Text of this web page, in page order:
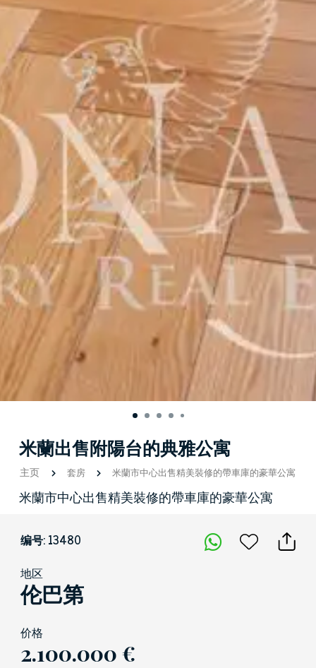
米蘭出售附陽台的典雅公寓
主页 套房 米蘭市中心出售精美裝修的帶車庫的豪華公寓
米蘭市中心出售精美裝修的帶車庫的豪華公寓
编号: 13480
地区
伦巴第
价格
2.100.000 €